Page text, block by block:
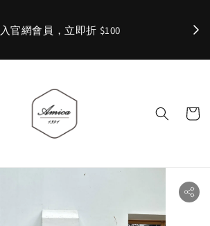
官網會員，立即折 $100 ✨